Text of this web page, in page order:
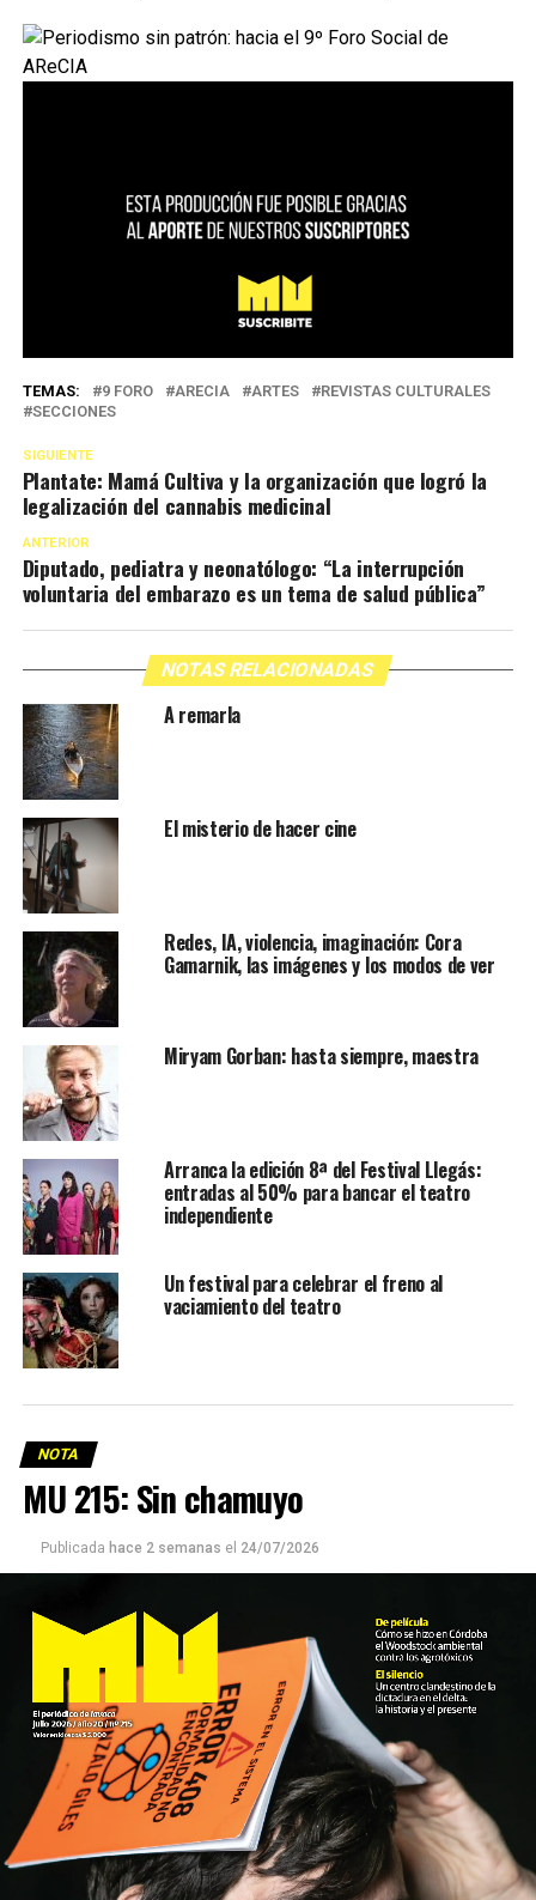
TEMAS: 9 FORO ARECIA ARTES
REVISTAS CULTURALES
SECCIONES
SIGUIENTE
Plantate: Mamá Cultiva y la organización que logró la
legalización del cannabis medicinal
ANTERIOR
Diputado, pediatra y neonatólogo: “La interrupción
voluntaria del embarazo es un tema de salud pública”
NOTAS RELACIONADAS
A remarla
El misterio de hacer cine
Redes, IA, violencia, imaginación: Cora
Gamarnik, las imágenes y los modos de ver
Miryam Gorban: hasta siempre, maestra
Arranca la edición 8ª del Festival Llegás:
entradas al 50% para bancar el teatro
independiente
Un festival para celebrar el freno al
vaciamiento del teatro
NOTA
MU 215: Sin chamuyo
Publicada hace 2 semanas el 24/07/2026